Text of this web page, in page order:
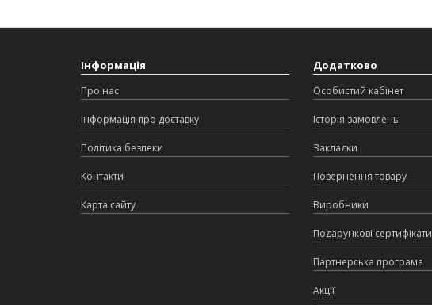
Інформація
Про нас
Інформація про доставку
Політика безпеки
Контакти
Карта сайту
Додатково
Особистий кабінет
Історія замовлень
Закладки
Повернення товару
Виробники
Подарункові сертифікати
Партнерська програма
Акції